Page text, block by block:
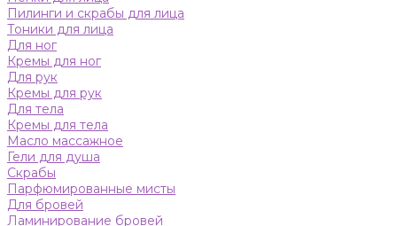
Пилинги и скрабы для лица
Тоники для лица
Для ног
Кремы для ног
Для рук
Кремы для рук
Для тела
Кремы для тела
Масло массажное
Гели для душа
Скрабы
Парфюмированные мисты
Для бровей
Ламинирование бровей